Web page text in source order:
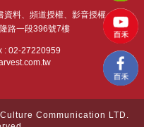
資料、頻道授權、影音授權
路一段396號7樓
: 02-27220959
Communication LTD.